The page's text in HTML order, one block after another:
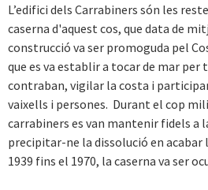
L’edifici dels Carrabiners són les
caserna d'aquest cos, que data de
construcció va ser promoguda pel
que es va establir a tocar de mar
contraban, vigilar la costa i
vaixells i persones. Durant el cop
carrabiners es van mantenir fidels a
precipitar-ne la dissolució en acabar
1939 fins el 1970, la caserna va ser